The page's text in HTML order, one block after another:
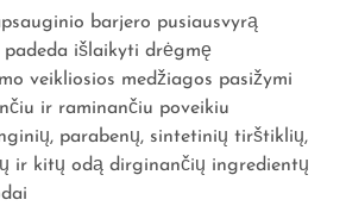
barjero pusiausvyrą
išlaikyti drėgmę
veikliosios medžiagos pasižymi
ir raminančiu poveikiu
parabenų, sintetinių tirštiklių,
ir kitų odą dirginančių ingredientų